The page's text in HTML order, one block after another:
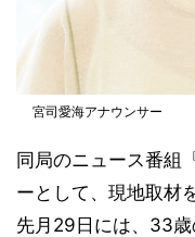
宮司愛海アナウンサー
同局のニュース番組
ーとして、現地取材
先月29日には、33